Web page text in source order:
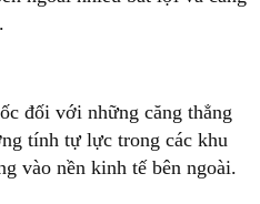
đối với những căng thẳng
tính tự lực trong các khu
vào nền kinh tế bên ngoài.